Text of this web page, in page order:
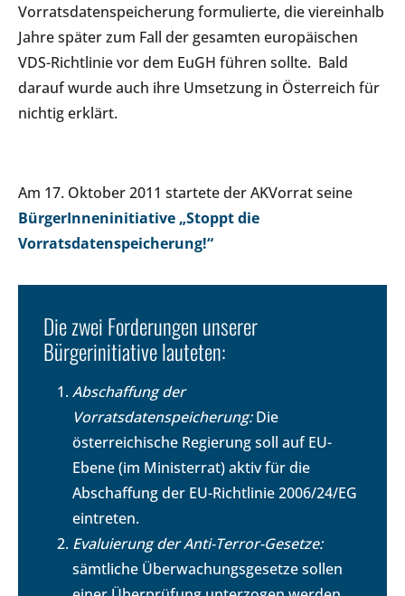
Vorratsdatenspeicherung formulierte, die viereinhalb
Jahre später zum Fall der gesamten europäischen
VDS-Richtlinie vor dem EuGH führen sollte. Bald
darauf wurde auch ihre Umsetzung in Österreich für
nichtig erklärt.
Am 17. Oktober 2011 startete der AKVorrat seine
BürgerInneninitiative „Stoppt die
Vorratsdatenspeicherung!“
Die zwei Forderungen unserer
Bürgerinitiative lauteten:
Abschaffung der
Vorratsdatenspeicherung:Die
österreichische Regierung soll auf EU-
Ebene (im Ministerrat) aktiv für die
Abschaffung der EU-Richtlinie 2006/24/EG
eintreten.
Evaluierung der Anti-Terror-Gesetze:
sämtliche Überwachungsgesetze sollen